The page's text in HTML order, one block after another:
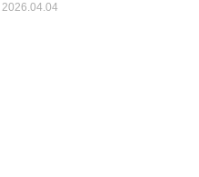
2026.04.04